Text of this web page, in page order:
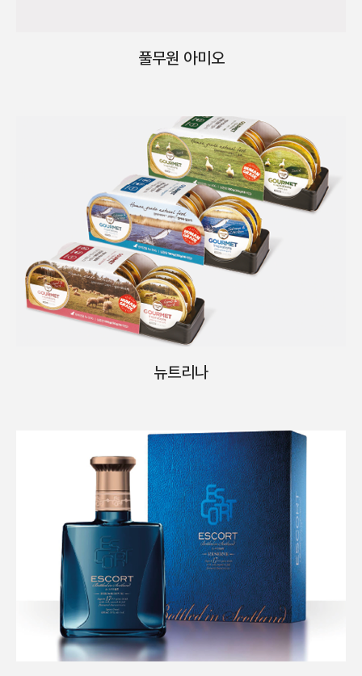
풀무원 아미오
뉴트리나